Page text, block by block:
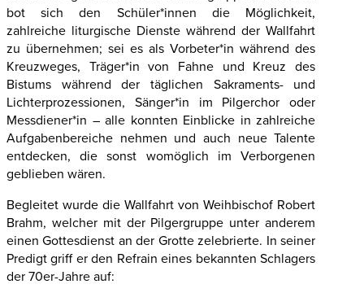
bot sich den Schüler*innen die Möglichkeit,
zahlreiche liturgische Dienste während der Wallfahrt
zu übernehmen; sei es als Vorbeter*in während des
Kreuzweges, Träger*in von Fahne und Kreuz des
Bistums während der täglichen Sakraments- und
Lichterprozessionen, Sänger*in im Pilgerchor oder
Messdiener*in – alle konnten Einblicke in zahlreiche
Aufgabenbereiche nehmen und auch neue Talente
entdecken, die sonst womöglich im Verborgenen
geblieben wären.
Begleitet wurde die Wallfahrt von Weihbischof Robert
Brahm, welcher mit der Pilgergruppe unter anderem
einen Gottesdienst an der Grotte zelebrierte. In seiner
Predigt griff er den Refrain eines bekannten Schlagers
der 70er-Jahre auf: